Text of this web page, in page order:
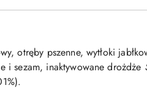
otręby pszenne, wytłoki
i sezam, inaktywowane drożdże